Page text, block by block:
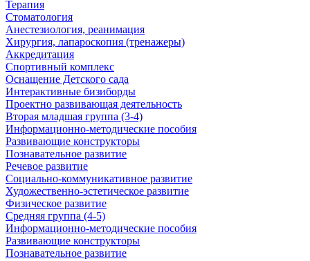
Терапия
Стоматология
Анестезиология, реанимация
Хирургия, лапароскопия (тренажеры)
Аккредитация
Спортивный комплекс
Оснащение Детского сада
Интерактивные бизиборды
Проектно развивающая деятельность
Вторая младшая группа (3-4)
Информационно-методические пособия
Развивающие конструкторы
Познавательное развитие
Речевое развитие
Социально-коммуникативное развитие
Художественно-эстетическое развитие
Физическое развитие
Средняя группа (4-5)
Информационно-методические пособия
Развивающие конструкторы
Познавательное развитие